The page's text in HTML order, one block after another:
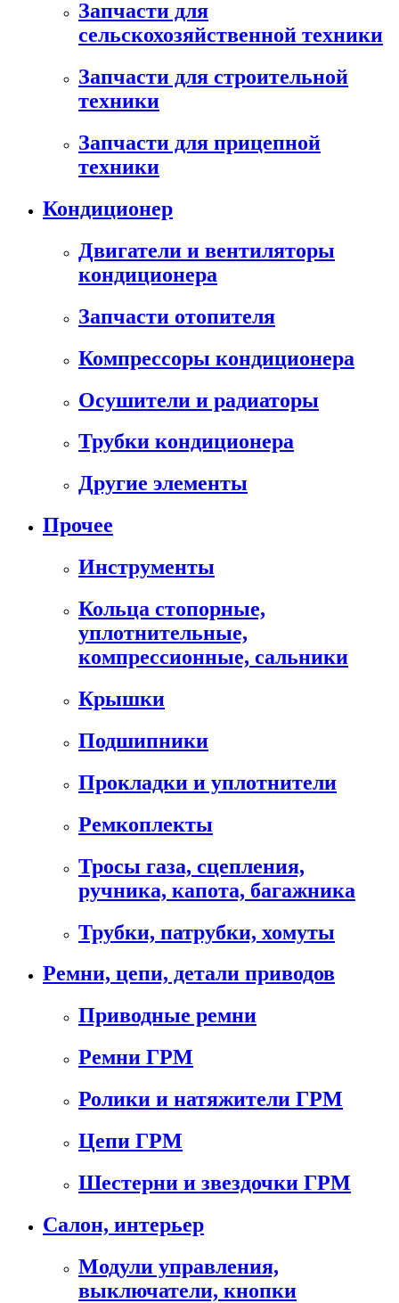
Запчасти для
сельскохозяйственной техники
Запчасти для строительной
техники
Запчасти для прицепной
техники
Кондиционер
Двигатели и вентиляторы
кондиционера
Запчасти отопителя
Компрессоры кондиционера
Осушители и радиаторы
Трубки кондиционера
Другие элементы
Прочее
Инструменты
Кольца стопорные,
уплотнительные,
компрессионные, сальники
Крышки
Подшипники
Прокладки и уплотнители
Ремкоплекты
Тросы газа, сцепления,
ручника, капота, багажника
Трубки, патрубки, хомуты
Ремни, цепи, детали приводов
Приводные ремни
Ремни ГРМ
Ролики и натяжители ГРМ
Цепи ГРМ
Шестерни и звездочки ГРМ
Салон, интерьер
Модули управления,
выключатели, кнопки